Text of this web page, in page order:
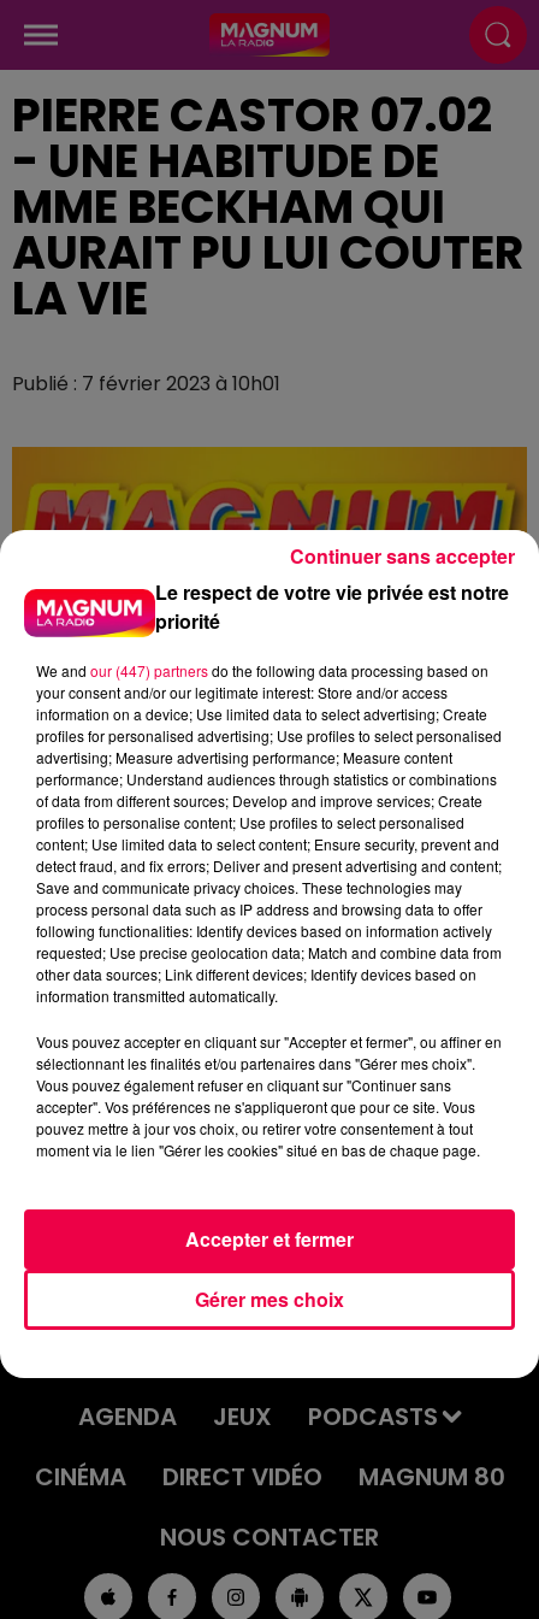
PIERRE CASTOR 07.02
- UNE HABITUDE DE
MME BECKHAM QUI
AURAIT PU LUI COUTER
LA VIE
Publié : 7 février 2023 à 10h01
Flash infos
Crédit :Flash infos
podcasts/2023/02/Pierre-CASTOR-07.02-Une-
habitude-de-Mme-Beckham-qui-aurait-pu-lui-
couter-la-vie.mp3
AGENDA
JEUX
PODCASTS
CINÉMA
DIRECT VIDÉO
MAGNUM 80
NOUS CONTACTER
Le respect de votre vie privée est notre
priorité
We and our (447) partnersdo the following data processing based on
your consent and/or our legitimate interest: Store and/or access
information on a device; Use limited data to select advertising; Create
profiles for personalised advertising; Use profiles to select personalised
advertising; Measure advertising performance; Measure content
performance; Understand audiences through statistics or combinations
of data from different sources; Develop and improve services; Create
profiles to personalise content; Use profiles to select personalised
content; Use limited data to select content; Ensure security, prevent and
detect fraud, and fix errors; Deliver and present advertising and content;
Save and communicate privacy choices. These technologies may
process personal data such as IP address and browsing data to offer
following functionalities: Identify devices based on information actively
requested; Use precise geolocation data; Match and combine data from
other data sources; Link different devices; Identify devices based on
information transmitted automatically.
Vous pouvez accepter en cliquant sur "Accepter et fermer", ou affiner en
sélectionnant les finalités et/ou partenaires dans "Gérer mes choix".
Vous pouvez également refuser en cliquant sur "Continuer sans
accepter". Vos préférences ne s'appliqueront que pour ce site. Vous
pouvez mettre à jour vos choix, ou retirer votre consentement à tout
moment via le lien "Gérer les cookies" situé en bas de chaque page.
Gérer mes choix
Accepter et fermer
Continuer sans accepter